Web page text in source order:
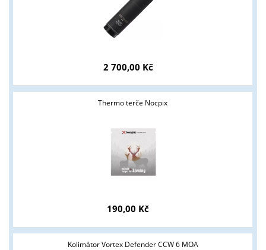
2 700,00 Kč
Thermo terče Nocpix
190,00 Kč
Kolimátor Vortex Defender CCW 6 MOA